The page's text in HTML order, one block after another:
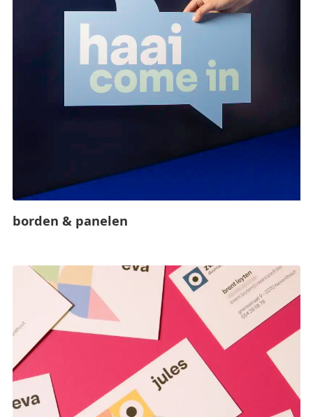
borden & panelen